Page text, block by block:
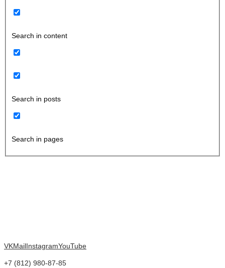
Search in content
Search in posts
Search in pages
VKMailInstagramYouTube
+7 (812) 980-87-85